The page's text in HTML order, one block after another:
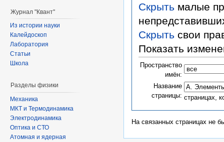
Скрыть малые
Скрыть свои
Показать
Пространство
имён:
Название
страницы: страницах,
На связанных страницах не
Журнал "Квант"
Из истории науки
Калейдоскоп
Лаборатория
Статьи
Школа
Разделы физики
Механика
МКТ и Термодинамика
Электродинамика
Оптика и СТО
Атомная и ядерная